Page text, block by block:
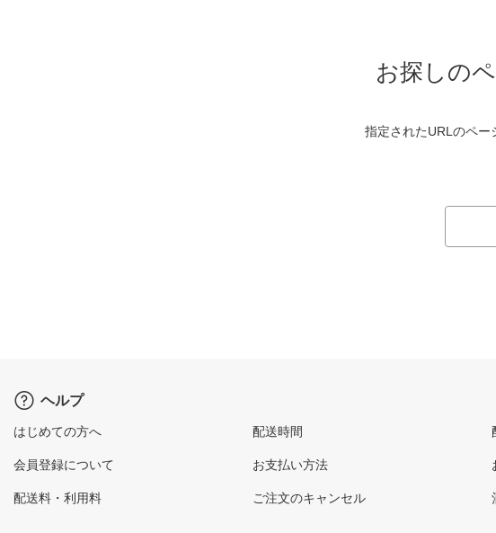
お探しの
指定されたURLのペー
ヘルプ
はじめての方へ
会員登録について
配送料・利用料
配送時間
お支払い方法
ご注文のキャンセル